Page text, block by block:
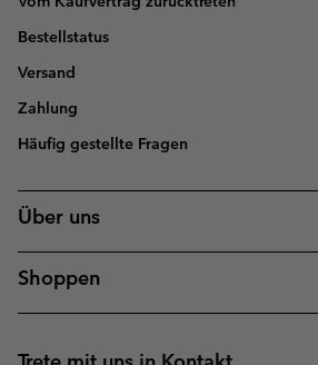
Bestellstatus
Versand
Zahlung
Häufig gestellte Fragen
Über uns
Shoppen